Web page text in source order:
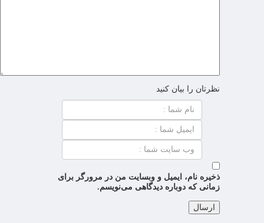
نظرتان را بیان کنید
ذخیره نام، ایمیل و وبسایت من در مرورگر برای
زمانی که دوباره دیدگاهی می‌نویسم.